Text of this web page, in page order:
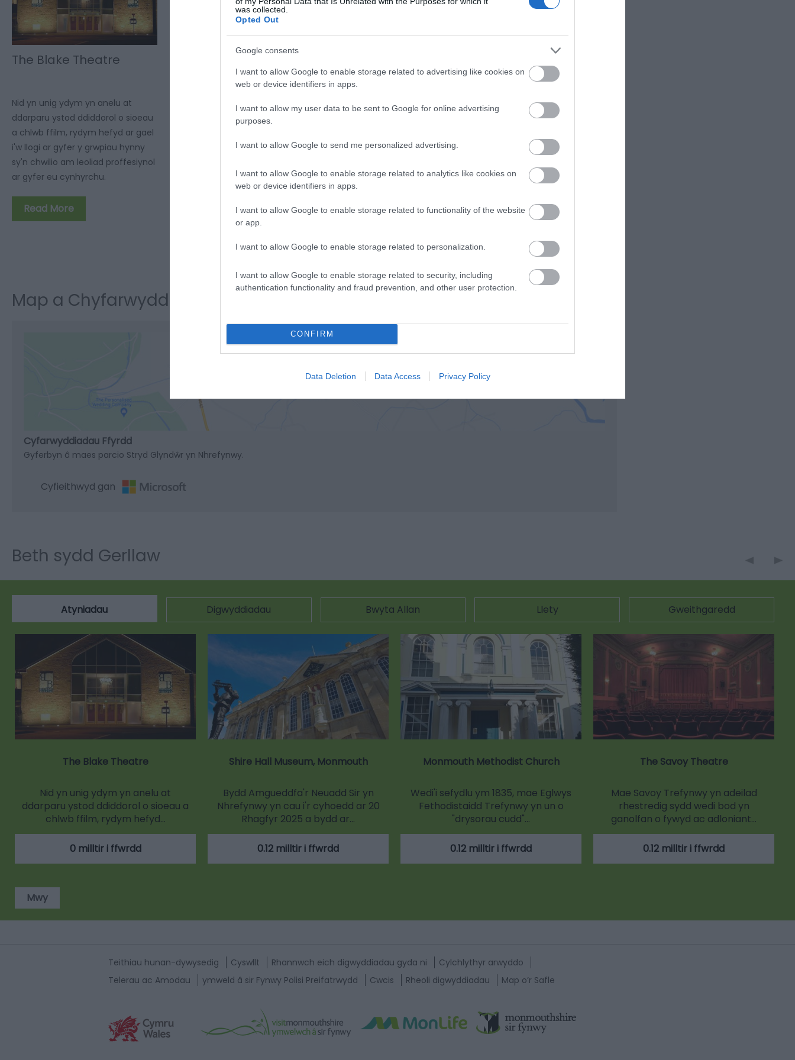
was collected.
Opted Out
Google consents
I want to allow Google to enable storage related to advertising like cookies on
web or device identifiers in apps.
I want to allow my user data to be sent to Google for online advertising
purposes.
I want to allow Google to send me personalized advertising.
I want to allow Google to enable storage related to analytics like cookies on
web or device identifiers in apps.
I want to allow Google to enable storage related to functionality of the website
or app.
I want to allow Google to enable storage related to personalization.
I want to allow Google to enable storage related to security, including
authentication functionality and fraud prevention, and other user protection.
CONFIRM
Data Deletion Data Access Privacy Policy
The Blake Theatre
Nid yn unig ydym yn anelu at
ddarparu ystod ddiddorol o sioeau
a chlwb ffilm, rydym hefyd ar gael
i'w llogi ar gyfer y grwpiau hynny
sy'n chwilio am leoliad proffesiynol
ar gyfer eu cynhyrchu.
Read More
Map a Chyfarwyddiadau
Cliciwch yma i weld y map
Cyfarwyddiadau Ffyrdd
Gyferbyn â maes parcio Stryd Glyndŵr yn Nhrefynwy.
Cyfieithwyd gan
Beth sydd Gerllaw
Atyniadau Digwyddiadau Bwyta Allan Llety Gweithgaredd
The Blake Theatre
Nid yn unig ydym yn anelu at
ddarparu ystod ddiddorol o sioeau a
chlwb ffilm, rydym hefyd…
0 milltir i ffwrdd
Shire Hall Museum, Monmouth
Bydd Amgueddfa'r Neuadd Sir yn
Nhrefynwy yn cau i'r cyhoedd ar 20
Rhagfyr 2025 a bydd ar…
0.12 milltir i ffwrdd
Monmouth Methodist Church
Wedi'i sefydlu ym 1835, mae Eglwys
Fethodistaidd Trefynwy yn un o
"drysorau cudd"…
0.12 milltir i ffwrdd
The Savoy Theatre
Mae Savoy Trefynwy yn adeilad
rhestredig sydd wedi bod yn
ganolfan o fywyd ac adloniant…
0.12 milltir i ffwrdd
Mwy
Teithiau hunan-dywysedig Cyswllt Rhannwch eich digwyddiadau gyda ni
Cylchlythyr arwyddo
Telerau ac Amodau
ymweld â sir Fynwy Polisi Preifatrwydd Cwcis Rheoli digwyddiadau Map o’r Safle